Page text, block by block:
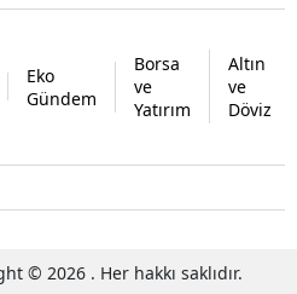
Eko
Gündem
Borsa
ve
Yatırım
Altın
ve
Döviz
© 2026 . Her hakkı saklıdır.